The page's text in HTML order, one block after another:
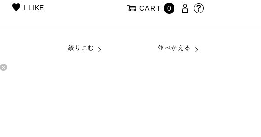
I LIKE CART 0
絞りこむ 並べかえる